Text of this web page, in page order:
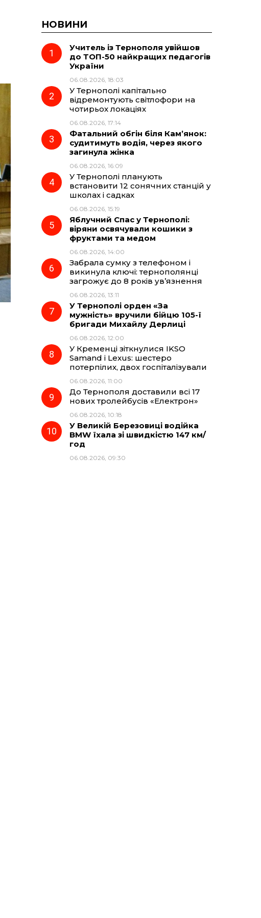
НОВИНИ
Учитель із Тернополя увійшов
до ТОП-50 найкращих педагогів
України
06.08.2026, 18:03
У Тернополі капітально
відремонтують світлофори на
чотирьох локаціях
06.08.2026, 17:14
Фатальний обгін біля Кам’янок:
судитимуть водія, через якого
загинула жінка
06.08.2026, 16:09
У Тернополі планують
встановити 12 сонячних станцій у
школах і садках
06.08.2026, 15:19
Яблучний Спас у Тернополі:
віряни освячували кошики з
фруктами та медом
06.08.2026, 14:00
Забрала сумку з телефоном і
викинула ключі: тернополянці
загрожує до 8 років ув’язнення
06.08.2026, 13:11
У Тернополі орден «За
мужність» вручили бійцю 105-ї
бригади Михайлу Дерлиці
06.08.2026, 12:00
У Кременці зіткнулися IKSO
Samand і Lexus: шестеро
потерпілих, двох госпіталізували
06.08.2026, 11:00
До Тернополя доставили всі 17
нових тролейбусів «Електрон»
06.08.2026, 10:18
У Великій Березовиці водійка
BMW їхала зі швидкістю 147 км/
год
06.08.2026, 09:30